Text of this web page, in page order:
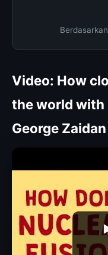
Video: How
the world with
George Zaidan